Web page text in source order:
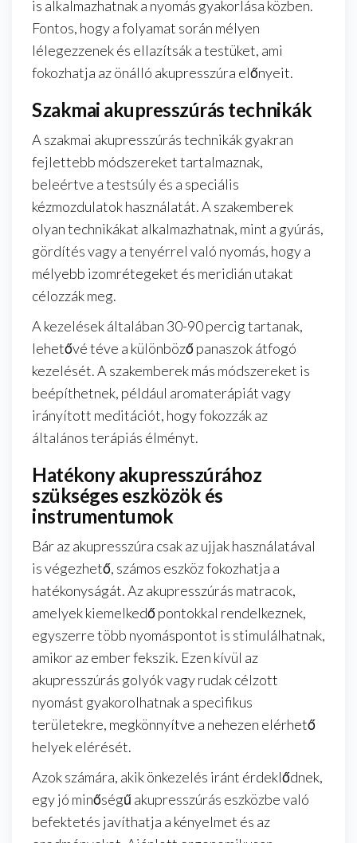
is alkalmazhatnak a nyomás gyakorlása közben.
Fontos, hogy a folyamat során mélyen
lélegezzenek és ellazítsák a testüket, ami
fokozhatja az önálló akupresszúra előnyeit.
Szakmai akupresszúrás technikák
A szakmai akupresszúrás technikák gyakran
fejlettebb módszereket tartalmaznak,
beleértve a testsúly és a speciális
kézmozdulatok használatát. A szakemberek
olyan technikákat alkalmazhatnak, mint a gyúrás,
gördítés vagy a tenyérrel való nyomás, hogy a
mélyebb izomrétegeket és meridián utakat
célozzák meg.
A kezelések általában 30-90 percig tartanak,
lehetővé téve a különböző panaszok átfogó
kezelését. A szakemberek más módszereket is
beépíthetnek, például aromaterápiát vagy
irányított meditációt, hogy fokozzák az
általános terápiás élményt.
Hatékony akupresszúrához
szükséges eszközök és
instrumentumok
Bár az akupresszúra csak az ujjak használatával
is végezhető, számos eszköz fokozhatja a
hatékonyságát. Az akupresszúrás matracok,
amelyek kiemelkedő pontokkal rendelkeznek,
egyszerre több nyomáspontot is stimulálhatnak,
amikor az ember fekszik. Ezen kívül az
akupresszúrás golyók vagy rudak célzott
nyomást gyakorolhatnak a specifikus
területekre, megkönnyítve a nehezen elérhető
helyek elérését.
Azok számára, akik önkezelés iránt érdeklődnek,
egy jó minőségű akupresszúrás eszközbe való
befektetés javíthatja a kényelmet és az